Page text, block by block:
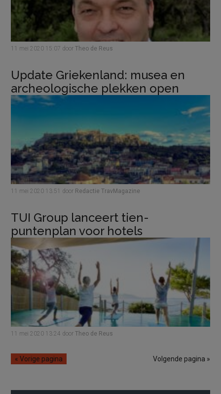
11 mei 2020 15:07 doorTheo de Reus
Update Griekenland: musea en
archeologische plekken open
11 mei 2020 13:51 door Redactie TravMagazine
TUI Group lanceert tien-
puntenplan voor hotels
11 mei 2020 13:24 doorTheo de Reus
« Vorige pagina Volgende pagina »